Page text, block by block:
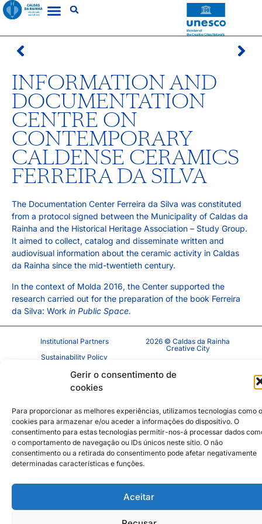
Gerir o consentimento de
cookies
Para proporcionar as melhores experiências, utilizamos tecnologias como
cookies para armazenar e/ou aceder a informações do dispositivo. O
consentimento para estas tecnologias permitir-nos-á processar dados
o comportamento de navegação ou IDs únicos neste sítio. O não
consentimento ou a retirada do consentimento pode afetar negativamente
determinadas características e funções.
Aceitar
INFORMATION AND
DOCUMENTATION
CENTRE ON
CONTEMPORARY
CALDENSE CERAMICS
FERREIRA DA SILVA
The Documentation Center Ferreira da Silva was constituted
from a protocol signed between the Municipality of Caldas da
Rainha and the Historical Heritage Association – Study Group.
It aimed to collect, catalog and disseminate written and
audiovisual information about the ceramic activity in Caldas
da Rainha since the mid-twentieth century.
In the context of Molda 2016, the Center supported the
research carried out for the preparation of the book Ferreira
da Silva: Work in Public Space.
Institutional Partners
Sustainability Policy
Disclaimer
Privacy Policy
2026 © Caldas da Rainha
Creative City